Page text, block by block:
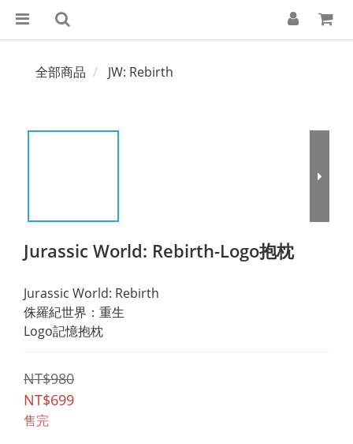
全部商品 JW: Rebirth
Jurassic World: Rebirth-Logo抱枕
Jurassic World: Rebirth
侏羅紀世界：重生
Logo記憶抱枕
NT$980
NT$699
售完